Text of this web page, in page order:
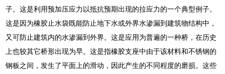
子。这是利用预加压应力以抵抗预期出现的拉应力的一个典型例子。
这是因为橡胶止水袋既能防止地下水或外界水渗漏到建筑物结构中，
又可防止建筑内的水渗漏到外界。这是应用为普遍的一种桥，在历史
上也较其它桥形出现为早。这是指橡胶支座中由于该材料和不锈钢的
钢板之间，发生了平面上的滑动，因此产生的不同程度的磨损。这些